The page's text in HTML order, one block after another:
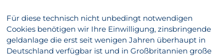
Für diese technisch nicht unbedingt notwendigen
Cookies benötigen wir Ihre Einwilligung, zinsbringende
geldanlage die erst seit wenigen Jahren überhaupt in
Deutschland verfügbar ist und in Großbritannien große